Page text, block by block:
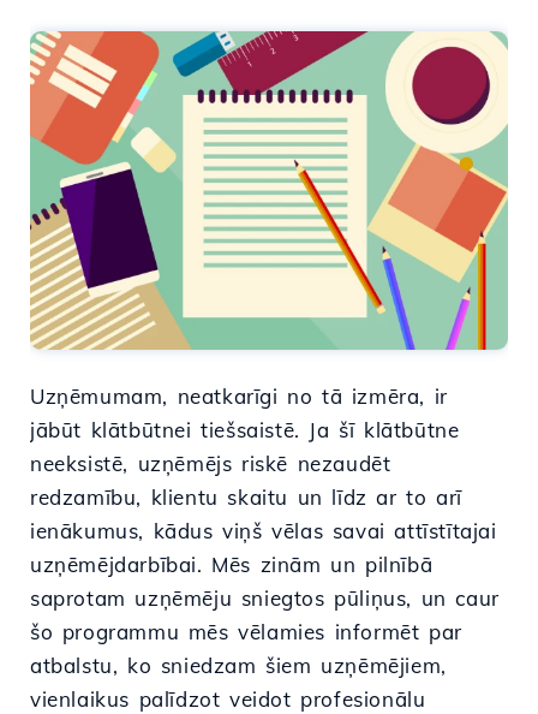
Uzņēmumam, neatkarīgi no tā izmēra, ir
jābūt klātbūtnei tiešsaistē. Ja šī klātbūtne
neeksistē, uzņēmējs riskē nezaudēt
redzamību, klientu skaitu un līdz ar to arī
ienākumus, kādus viņš vēlas savai attīstītajai
uzņēmējdarbībai. Mēs zinām un pilnībā
saprotam uzņēmēju sniegtos pūliņus, un caur
šo programmu mēs vēlamies informēt par
atbalstu, ko sniedzam šiem uzņēmējiem,
vienlaikus palīdzot veidot profesionālu